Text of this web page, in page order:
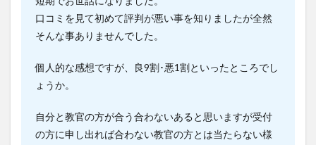
口コミを見て初めて評判が悪い事を知りましたが全然
そんな事ありませんでした。
個人的な感想ですが、良9割･悪1割といったところでし
ょうか。
自分と教官の方が合う合わないあると思いますが受付
の方に申し出れば合わない教官の方とは当たらない様